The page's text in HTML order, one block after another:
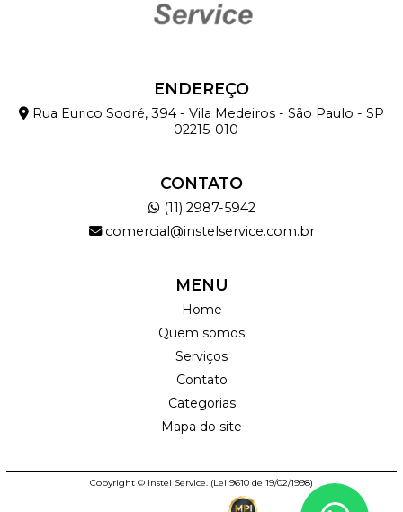
ENDEREÇO
Rua Eurico Sodré, 394 - Vila Medeiros - São Paulo - SP
- 02215-010
CONTATO
(11) 2987-5942
comercial@instelservice.com.br
MENU
Home
Quem somos
Serviços
Contato
Categorias
Mapa do site
Copyright © Instel Service. (Lei 9610 de 19/02/1998)